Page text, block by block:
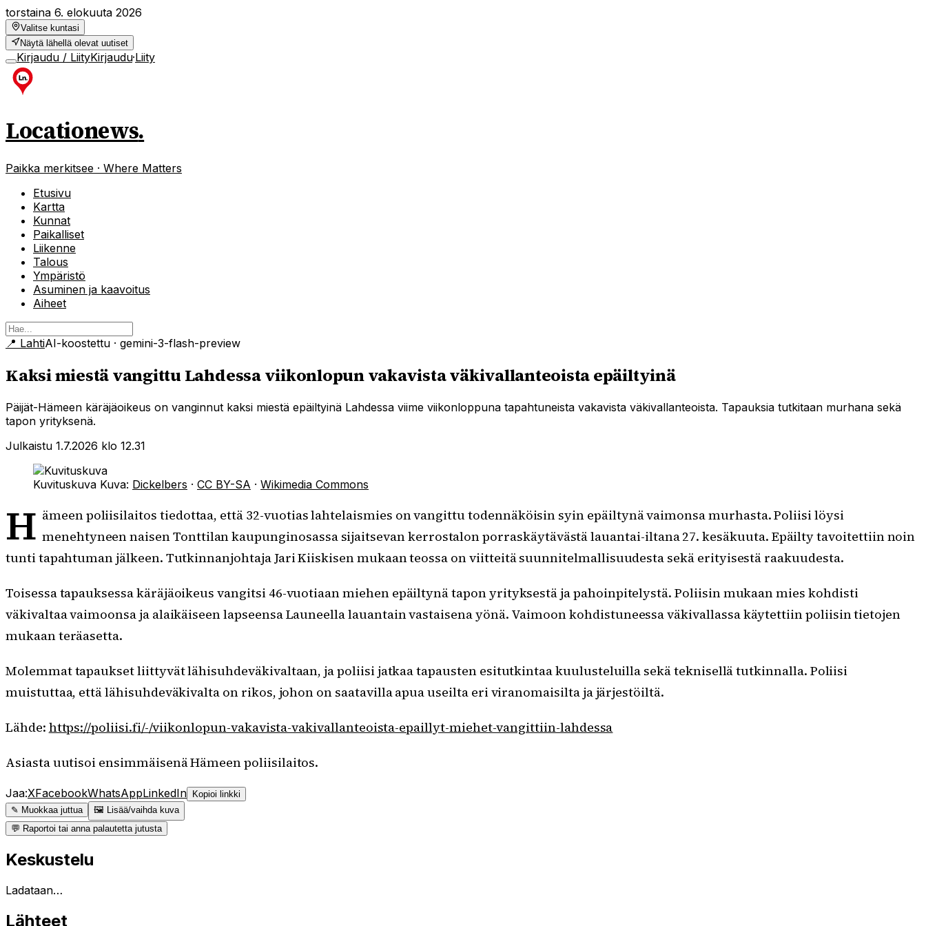
torstaina 6. elokuuta 2026
Valitse kuntasi
Näytä lähellä olevat uutiset
Kirjaudu / LiityKirjaudu·Liity
Locationews.
Paikka merkitsee · Where Matters
Etusivu
Kartta
Kunnat
Paikalliset
Liikenne
Talous
Ympäristö
Asuminen ja kaavoitus
Aiheet
📍 LahtiAI-koostettu · gemini-3-flash-preview
Kaksi miestä vangittu Lahdessa viikonlopun vakavista väkivallanteoista epäiltyinä
Päijät-Hämeen käräjäoikeus on vanginnut kaksi miestä epäiltyinä Lahdessa viime viikonloppuna tapahtuneista vakavista väkivallanteoista. Tapauksia tutkitaan murhana sekä
tapon yrityksenä.
Julkaistu 1.7.2026 klo 12.31
Kuvituskuva Kuva: Dickelbers · CC BY-SA · Wikimedia Commons
H ämeen poliisilaitos tiedottaa, että 32-vuotias lahtelaismies on vangittu todennäköisin syin epäiltynä vaimonsa murhasta. Poliisi löysi
menehtyneen naisen Tonttilan kaupunginosassa sijaitsevan kerrostalon porraskäytävästä lauantai-iltana 27. kesäkuuta. Epäilty tavoitettiin noin
tunti tapahtuman jälkeen. Tutkinnanjohtaja Jari Kiiskisen mukaan teossa on viitteitä suunnitelmallisuudesta sekä erityisestä raakuudesta.
Toisessa tapauksessa käräjäoikeus vangitsi 46-vuotiaan miehen epäiltynä tapon yrityksestä ja pahoinpitelystä. Poliisin mukaan mies kohdisti
väkivaltaa vaimoonsa ja alaikäiseen lapseensa Launeella lauantain vastaisena yönä. Vaimoon kohdistuneessa väkivallassa käytettiin poliisin tietojen
mukaan teräasetta.
Molemmat tapaukset liittyvät lähisuhdeväkivaltaan, ja poliisi jatkaa tapausten esitutkintaa kuulusteluilla sekä teknisellä tutkinnalla. Poliisi
muistuttaa, että lähisuhdeväkivalta on rikos, johon on saatavilla apua useilta eri viranomaisilta ja järjestöiltä.
Lähde: https://poliisi.fi/-/viikonlopun-vakavista-vakivallanteoista-epaillyt-miehet-vangittiin-lahdessa
Asiasta uutisoi ensimmäisenä Hämeen poliisilaitos.
Jaa:XFacebookWhatsAppLinkedIn
Kopioi linkki
✎ Muokkaa juttua
🖼 Lisää/vaihda kuva
💬 Raportoi tai anna palautetta jutusta
Keskustelu
Ladataan…
Lähteet